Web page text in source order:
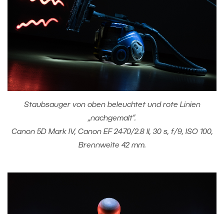
Staubsauger von oben beleuchtet und rote Linien
„nachgemalt“.
Canon 5D Mark IV, Canon EF 24-70/2.8 II, 30 s, f/9, ISO 100,
Brennweite 42 mm.